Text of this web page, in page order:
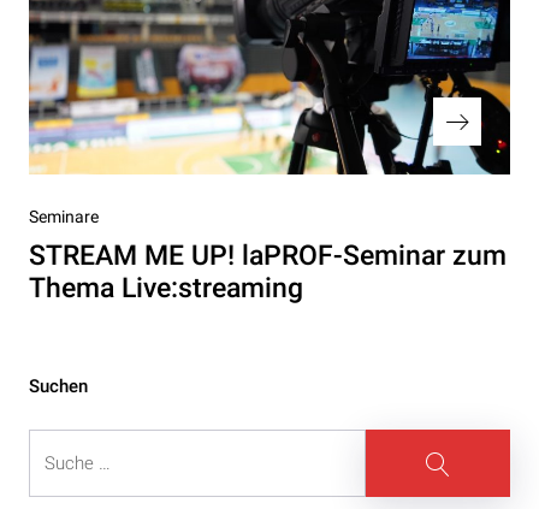
Nächster
Beitrag
Seminare
STREAM ME UP! laPROF-Seminar zum
Thema Live:streaming
Suchen
Suche